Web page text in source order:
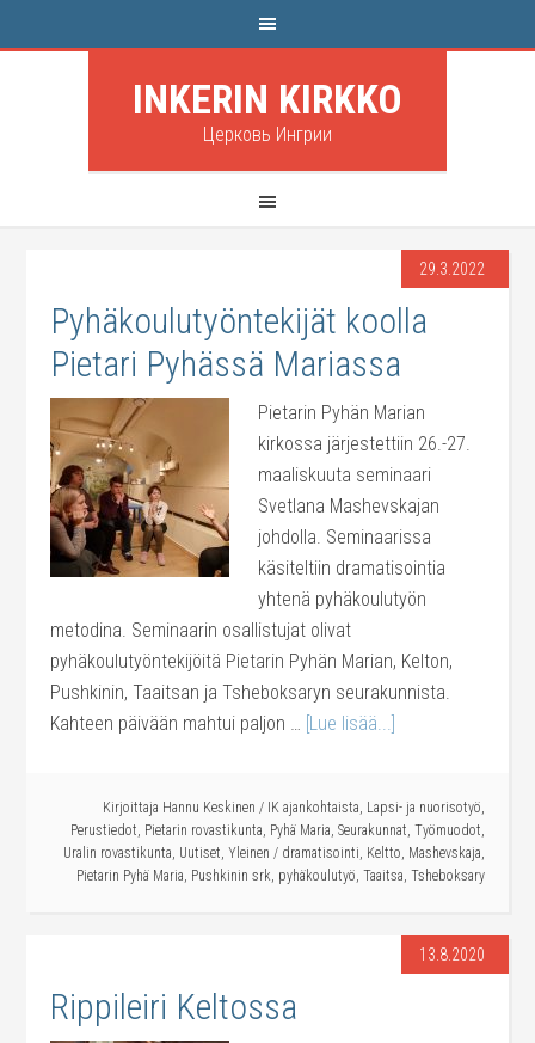
INKERIN KIRKKO
Церковь Ингрии
29.3.2022
Pyhäkoulutyöntekijät koolla
Pietari Pyhässä Mariassa
Pietarin Pyhän Marian
kirkossa järjestettiin 26.-27.
maaliskuuta seminaari
Svetlana Mashevskajan
johdolla. Seminaarissa
käsiteltiin dramatisointia
yhtenä pyhäkoulutyön
metodina. Seminaarin osallistujat olivat
pyhäkoulutyöntekijöitä Pietarin Pyhän Marian, Kelton,
Pushkinin, Taaitsan ja Tsheboksaryn seurakunnista.
Kahteen päivään mahtui paljon … [Lue lisää...]
Kirjoittaja Hannu Keskinen / IK ajankohtaista, Lapsi- ja nuorisotyö,
Perustiedot, Pietarin rovastikunta, Pyhä Maria, Seurakunnat, Työmuodot,
Uralin rovastikunta, Uutiset, Yleinen / dramatisointi, Keltto, Mashevskaja,
Pietarin Pyhä Maria, Pushkinin srk, pyhäkoulutyö, Taaitsa, Tsheboksary
13.8.2020
Rippileiri Keltossa